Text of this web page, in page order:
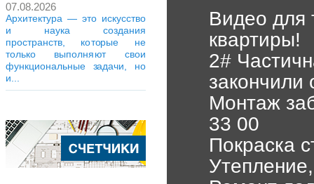
07.08.2026
Архитектура — это искусство
и наука создания
пространств, которые не
только выполняют свои
функциональные задачи, но
и...
Видео для
квартиры!
2#
закончили
Монтаж
33 00
Покраска